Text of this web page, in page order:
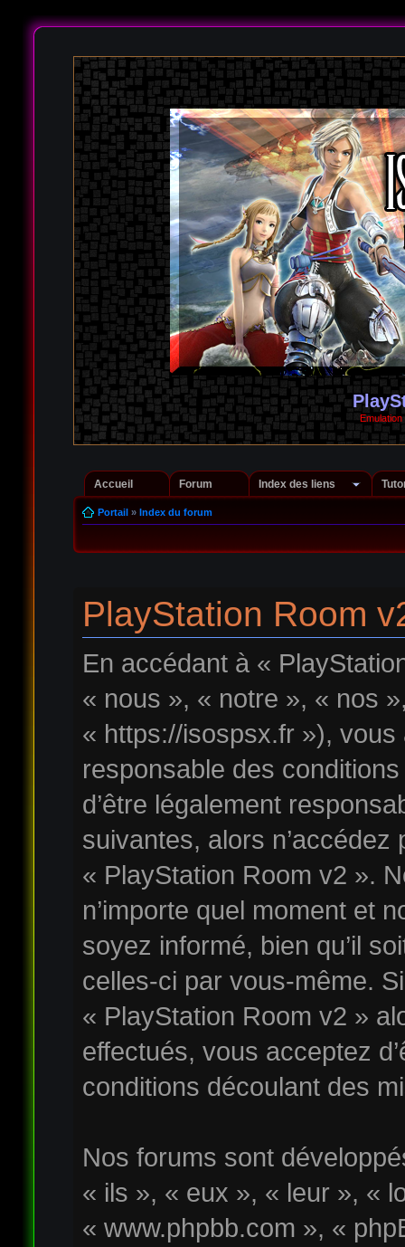
Accueil Forum Index des liens
Portail» Index du forum
PlayStation Room
En accédant à «
« nous », « notre », « nos
« https://isospsx.fr »), vous
responsable des
d’être légalement
suivantes, alors n’accédez
« PlayStation Room v2 ».
n’importe quel moment et
soyez informé, bien qu’il
celles-ci par vous-même.
« PlayStation Room v2 »
effectués, vous acceptez
conditions découlant des
Nos forums sont
« ils », « eux », « leur », «
« www.phpbb.com », «